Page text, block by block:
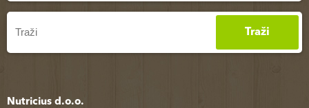
Traži
Nutricius d.o.o.